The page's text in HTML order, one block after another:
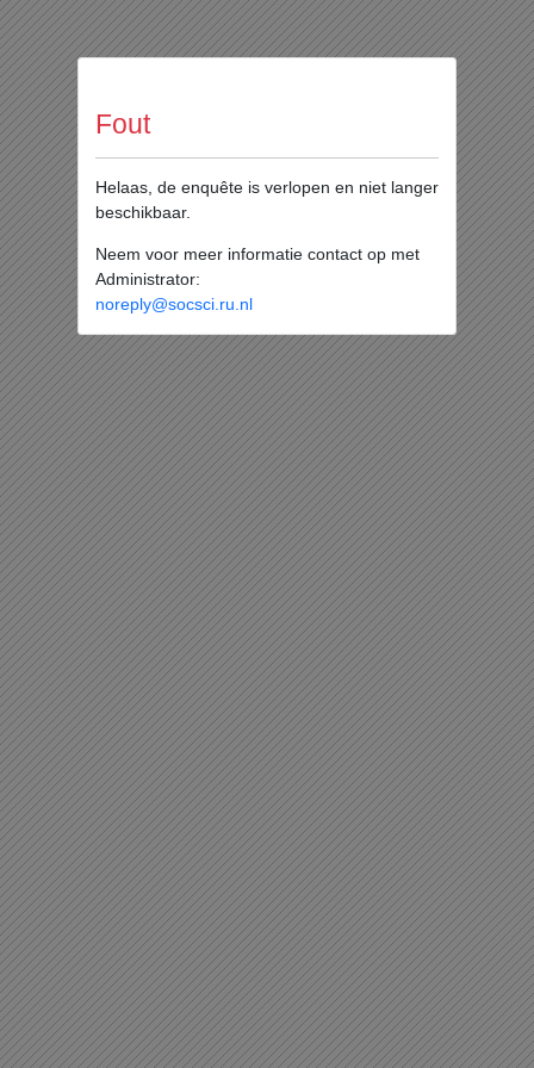
Fout
Helaas, de enquête is verlopen en niet langer
beschikbaar.
Neem voor meer informatie contact op met
Administrator:
noreply@socsci.ru.nl